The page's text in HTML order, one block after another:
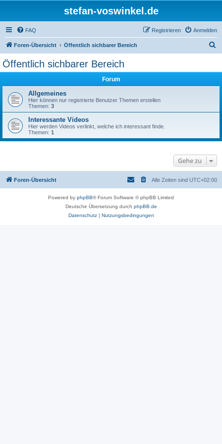
stefan-voswinkel.de
FAQ Anmelden
Registrieren
Foren-Übersicht Öffentlich sichbarer Bereich
Öffentlich sichbarer Bereich
Forum
Allgemeines
Hier können nur registrierte Benutzer Themen erstellen
Themen: 3
Interessante Videos
Hier werden Videos verlinkt, welche ich interessant finde.
Themen: 1
Gehe zu
Foren-Übersicht Alle Zeiten sind UTC+02:00
Powered by phpBB® Forum Software © phpBB Limited
Deutsche Übersetzung durch phpBB.de
Datenschutz| Nutzungsbedingungen